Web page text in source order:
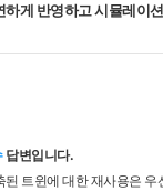
하게 반영하고 시뮬레이
답변입니다.
된 트윈에 대한 재사용은 우